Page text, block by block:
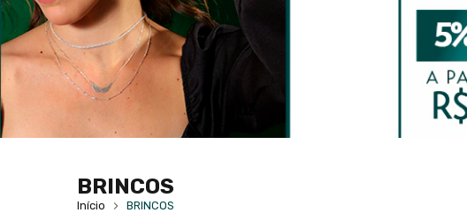
BRINCOS
Início BRINCOS